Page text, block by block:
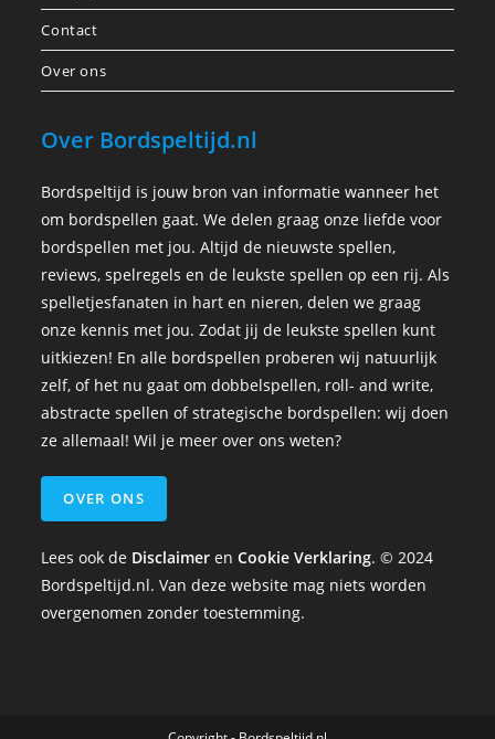
Contact
Over ons
Over Bordspeltijd.nl
Bordspeltijd is jouw bron van informatie wanneer het
om bordspellen gaat. We delen graag onze liefde voor
bordspellen met jou. Altijd de nieuwste spellen,
reviews, spelregels en de leukste spellen op een rij. Als
spelletjesfanaten in hart en nieren, delen we graag
onze kennis met jou. Zodat jij de leukste spellen kunt
uitkiezen! En alle bordspellen proberen wij natuurlijk
zelf, of het nu gaat om dobbelspellen, roll- and write,
abstracte spellen of strategische bordspellen: wij doen
ze allemaal! Wil je meer over ons weten?
OVER ONS
Lees ook de Disclaimer enCookie Verklaring. © 2024
Bordspeltijd.nl. Van deze website mag niets worden
overgenomen zonder toestemming.